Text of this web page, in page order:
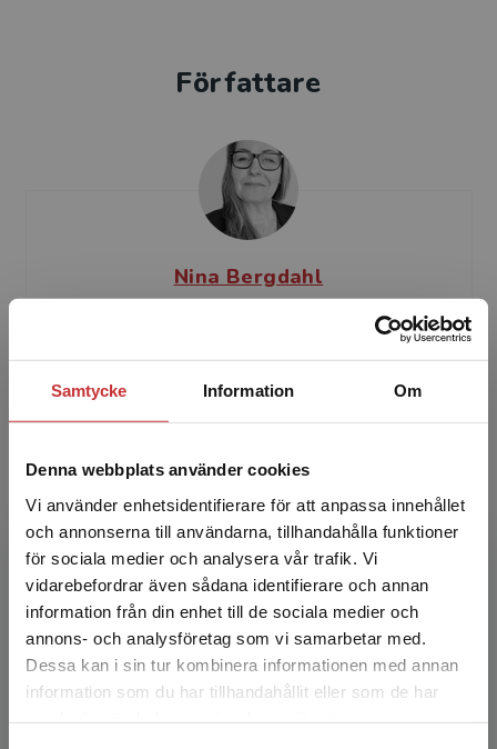
Samtycke Information Om
Denna webbplats använder cookies
Vi använder enhetsidentifierare för att anpassa innehållet
och annonserna till användarna, tillhandahålla funktioner
för sociala medier och analysera vår trafik. Vi
vidarebefordrar även sådana identifierare och annan
information från din enhet till de sociala medier och
annons- och analysföretag som vi samarbetar med.
Dessa kan i sin tur kombinera informationen med annan
information som du har tillhandahållit eller som de har
Begränsad fraktregion
Det verkar som att du besöker
studentlitteratur.se via en enhet utanför Sverige.
Författare
Nina Bergdahl
Nina Bergdahl är forskare, författare och
lärarutbildare. Hon har engagerat sig i skolans
digitalisering under ett tjugotal år, som
Gita Chireh
Gita Chireh är lärare och har varit verksam inom
gymnasieskolan, SFI och komvux. Hon har lång
erfarenhet av distansundervisning och blended